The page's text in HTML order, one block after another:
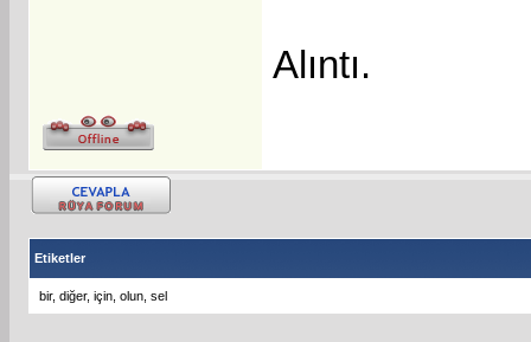
Alıntı.
Etiketler
bir, diğer, için olun sel